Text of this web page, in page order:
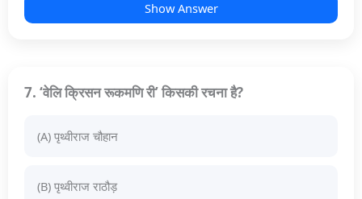
Show Answer
7. ‘वेलि क्रिसन रूकमणि री’ किसकी रचना है?
(A) पृथ्वीराज चौहान
(B) पृथ्वीराज राठौड़